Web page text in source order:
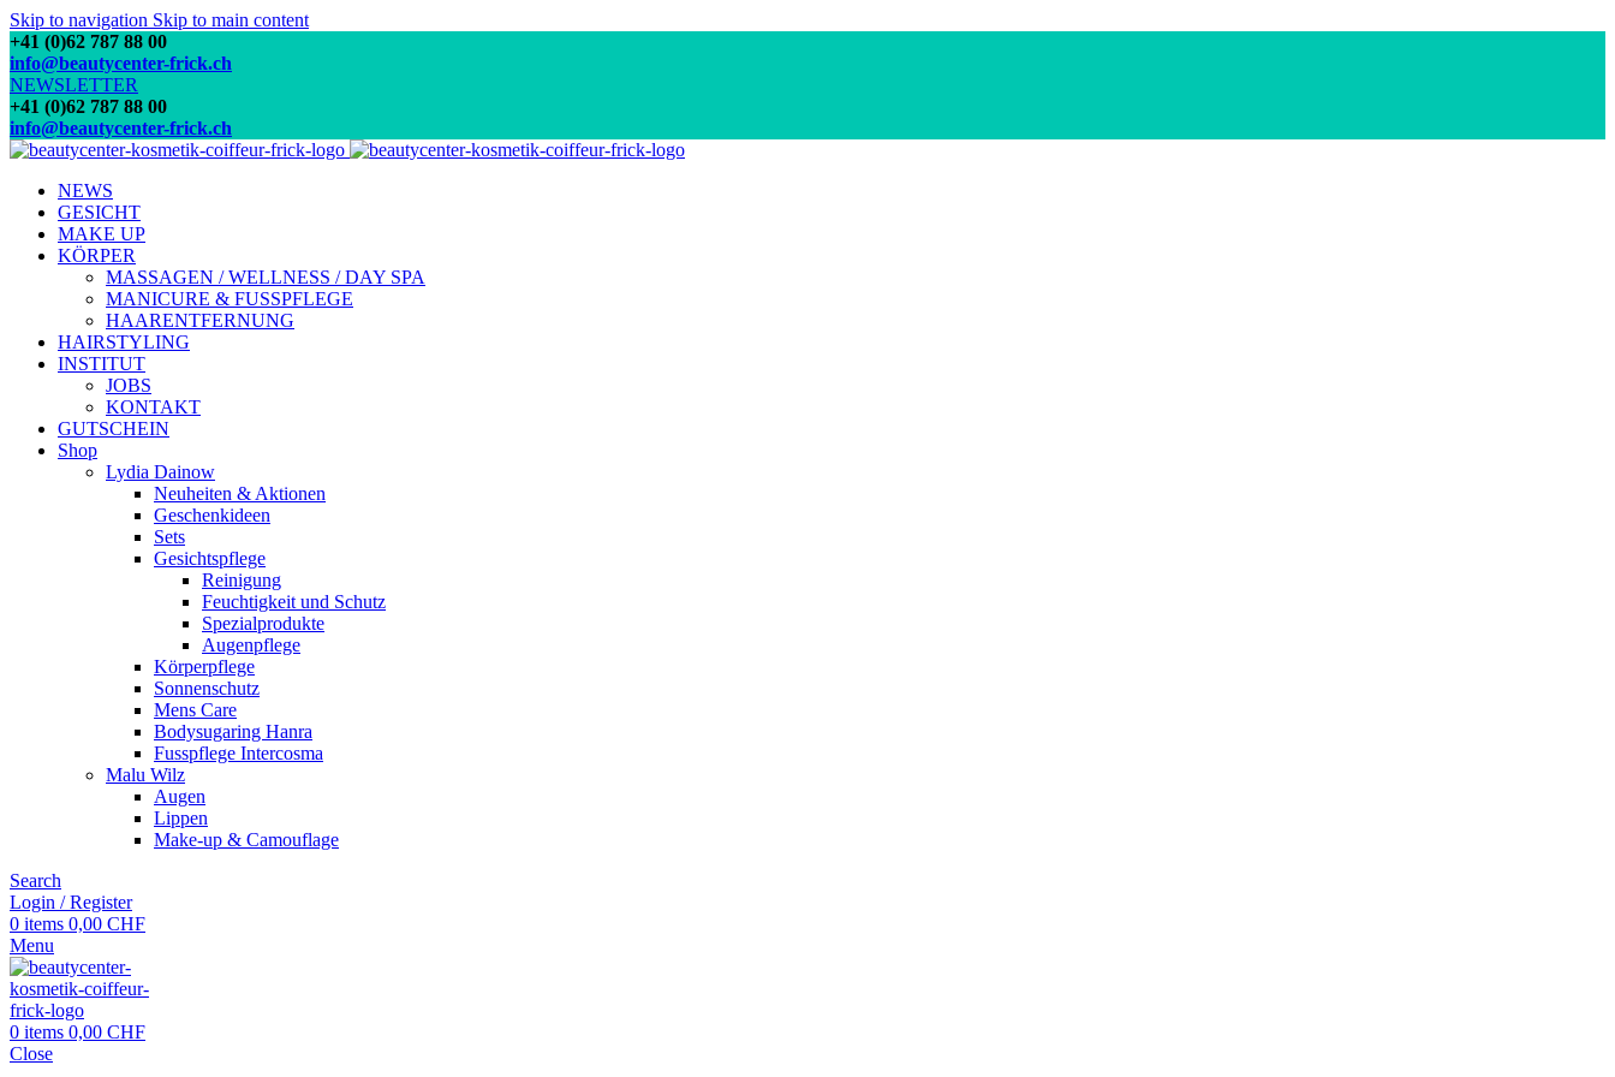
Skip to navigation Skip to main content
+41 (0)62 787 88 00
info@beautycenter-frick.ch
NEWSLETTER
+41 (0)62 787 88 00
info@beautycenter-frick.ch
NEWS
GESICHT
MAKE UP
KÖRPER
MASSAGEN / WELLNESS / DAY SPA
MANICURE & FUSSPFLEGE
HAARENTFERNUNG
HAIRSTYLING
INSTITUT
JOBS
KONTAKT
GUTSCHEIN
Shop
Lydia Dainow
Neuheiten & Aktionen
Geschenkideen
Sets
Gesichtspflege
Reinigung
Feuchtigkeit und Schutz
Spezialprodukte
Augenpflege
Körperpflege
Sonnenschutz
Mens Care
Bodysugaring Hanra
Fusspflege Intercosma
Malu Wilz
Augen
Lippen
Make-up & Camouflage
Search
Login / Register
0 items 0,00 CHF
Menu
0 items 0,00 CHF
Close